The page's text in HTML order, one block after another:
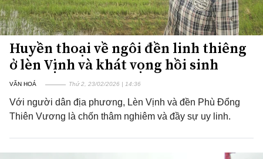
Huyền thoại về ngôi đền linh thiêng
ở lèn Vịnh và khát vọng hồi sinh
VĂN HOÁ Thứ 2, 23/02/2026 | 14:36
Với người dân địa phương, Lèn Vịnh và đền Phù Đổng
Thiên Vương là chốn thâm nghiêm và đầy sự uy linh.